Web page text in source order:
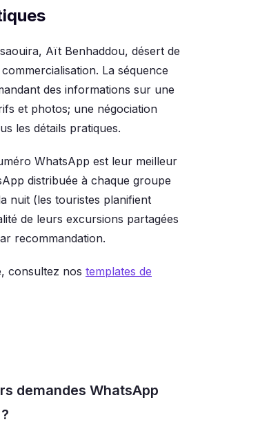
Aït Benhaddou, désert de
La séquence
des informations sur une
et photos; une négociation
les détails pratiques.
WhatsApp est leur meilleur
distribuée à chaque groupe
nuit (les touristes planifient
de leurs excursions partagées
recommandation.
consultez nos templates de
demandes WhatsApp